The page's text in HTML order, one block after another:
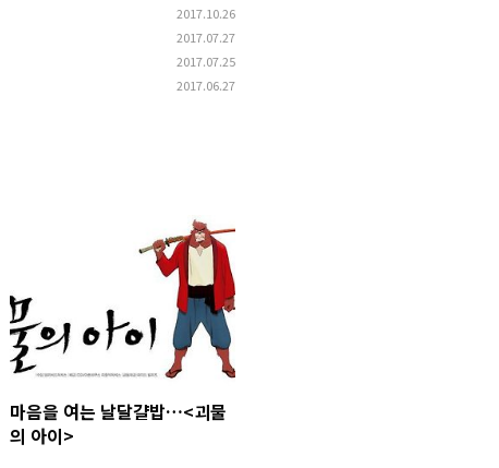
2017.10.26
2017.07.27
2017.07.25
2017.06.27
마음을 여는 날달걀밥…<괴물
의 아이>